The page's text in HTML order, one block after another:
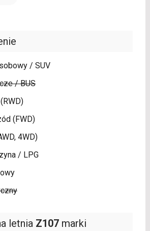
letnia Z107marki
/ SUV
/ BUS
(FWD)
4WD)
/ LPG